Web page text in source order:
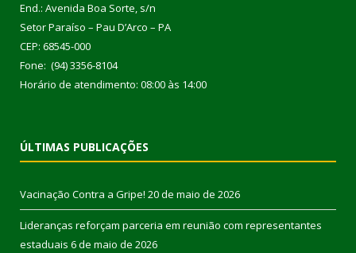
End.: Avenida Boa Sorte, s/n
Setor Paraíso – Pau D’Arco – PA
CEP: 68545-000
Fone: (94) 3356-8104
Horário de atendimento: 08:00 às 14:00
ÚLTIMAS PUBLICAÇÕES
Vacinação Contra a Gripe! 20 de maio de 2026
Lideranças reforçam parceria em reunião com representantes
estaduais 6 de maio de 2026